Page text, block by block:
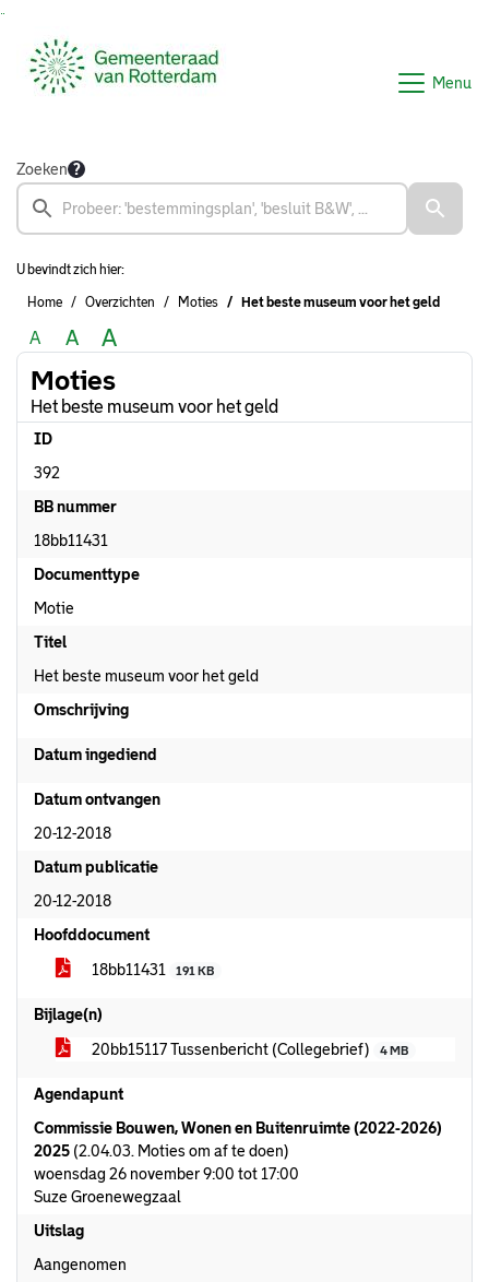
Menu
Zoeken
U bevindt zich hier:
Home Overzichten Moties Het beste museum voor het geld
A A A
Moties
Het beste museum voor het geld
ID
392
BB nummer
18bb11431
Documenttype
Motie
Titel
Het beste museum voor het geld
Omschrijving
Datum ingediend
Datum ontvangen
20-12-2018
Datum publicatie
20-12-2018
Hoofddocument
18bb11431
191 KB
Bijlage(n)
20bb15117 Tussenbericht (Collegebrief)
4 MB
Agendapunt
Commissie Bouwen, Wonen en Buitenruimte (2022-2026)
2025 (2.04.03. Moties om af te doen)
woensdag 26 november 9:00 tot 17:00
Suze Groenewegzaal
Uitslag
Aangenomen